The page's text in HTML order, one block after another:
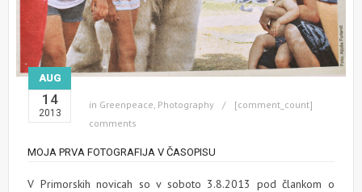
AUG
14
2013
in Greenpeace Photography
[comment_count]
comments
MOJA PRVA FOTOGRAFIJA V ČASOPISU
V Primorskih novicah so v soboto 3.8.2013 pod člankom o